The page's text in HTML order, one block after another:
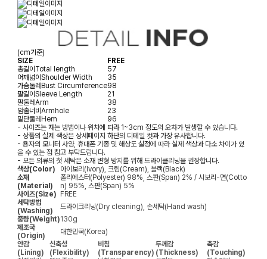
(cm기준)
SIZE
FREE
총길이Total length
57
어깨넓이Shoulder Width
35
가슴둘레Bust Circumference98
팔길이Sleeve Length
21
팔둘레Arm
38
암홀너비Armhole
23
밑단둘레Hem
96
- 사이즈는 재는 방법이나 위치에 따라 1~3cm 정도의 오차가 발생할 수 있습니다.
- 상품의 실제 색상은 상세페이지 하단의 디테일 컷과 가장 유사합니다.
- 용자의 모니터 사양, 휴대폰 기종 및 해상도 설정에 따라 실제 색상과 다소 차이가 있
을 수 있는 점 참고 부탁드립니다.
- 모든 의류의 첫 세탁은 소재 변형 방지를 위해 드라이클리닝을 권장합니다.
색상(Color)
아이보리(Ivory), 크림(Cream), 블랙(Black)
소재
(Material)
폴리에스터(Polyester) 98%, 스판(Span) 2% / 시보리-면(Cotto
n) 95%, 스판(Span) 5%
사이즈(Size) FREE
세탁방법
(Washing)
드라이크리닝(Dry cleaning), 손세탁(Hand wash)
중량(Weight)130g
제조국
(Origin)
대한민국(Korea)
안감
(Lining)
신축성
(Flexibility)
비침
(Transparency)
두께감
(Thickness)
촉감
(Touching)